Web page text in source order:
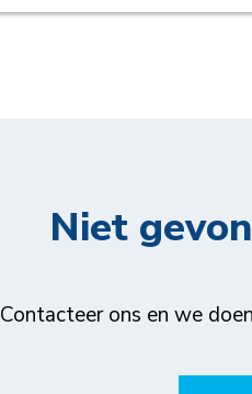
Niet
Contacteer ons en we